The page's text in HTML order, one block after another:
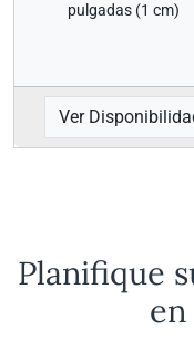
pulgadas (1 cm)
Ver
Planifique
en